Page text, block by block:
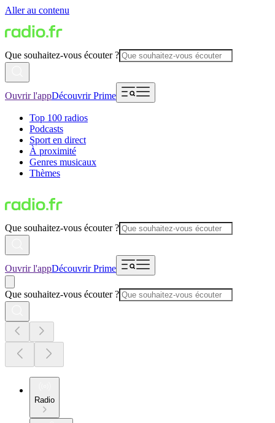
Aller au contenu
Que souhaitez-vous écouter ?
Ouvrir l'appDécouvrir Prime
Top 100 radios
Podcasts
Sport en direct
À proximité
Genres musicaux
Thèmes
Que souhaitez-vous écouter ?
Ouvrir l'appDécouvrir Prime
Que souhaitez-vous écouter ?
Radio